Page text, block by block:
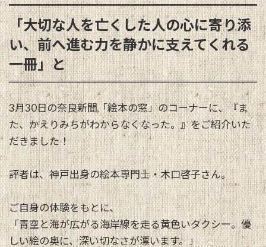
「大切な人を亡くした人の心に寄り添
い、前へ進む力を静かに支えてくれる
一冊」と
3月30日の奈良新聞「絵本の窓」のコーナーに、『ま
た、かえりみちがわからなくなった。』をご紹介いた
だきました！
評者は、神戸出身の絵本専門士・木口啓子さん。
ご自身の体験をもとに、
「青空と海が広がる海岸線を走る黄色いタクシー。優
しい絵の奥に、深い切なさが漂います。」